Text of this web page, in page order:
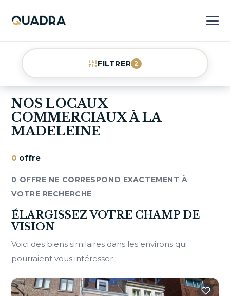
FILTRER 2
NOS LOCAUX
COMMERCIAUX À LA
MADELEINE
0 offre
0 OFFRE NE CORRESPOND EXACTEMENT À
VOTRE RECHERCHE
ÉLARGISSEZ VOTRE CHAMP DE
VISION
Voici des biens similaires dans les environs qui
pourraient vous intéresser :